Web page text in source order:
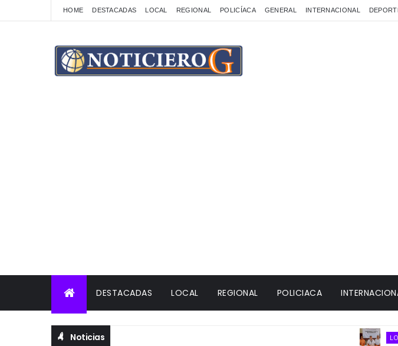
HOME DESTACADAS LOCAL REGIONAL POLICÍACA GENERAL INTERNACIONAL
DESTACADAS LOCAL REGIONAL POLICIACA
Noticias LOCAL